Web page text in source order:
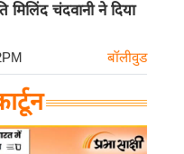
मिलिंद चंदवानी ने दिया
बॉलीवुड